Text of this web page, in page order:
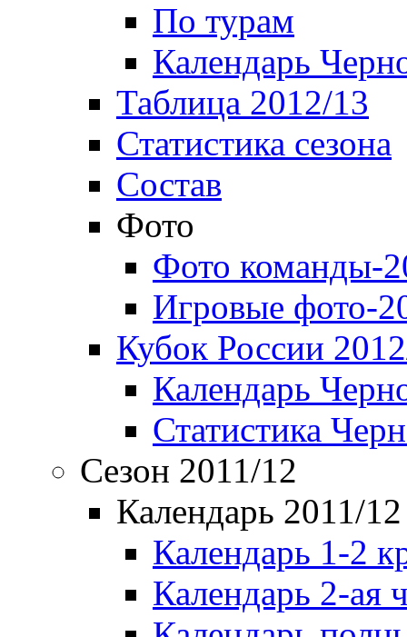
По турам
Календарь
Таблица 2012/13
Статистика сезона
Состав
Фото
Фото команды-
Игровые фото-
Кубок России
Календарь
Статистика
Сезон 2011/12
Календарь 2011/12
Календарь 1-2
Календарь 2-ая